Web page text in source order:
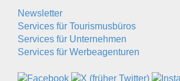
Newsletter
Services für Tourismusbüros
Services für Unternehmen
Services für Werbeagenturen